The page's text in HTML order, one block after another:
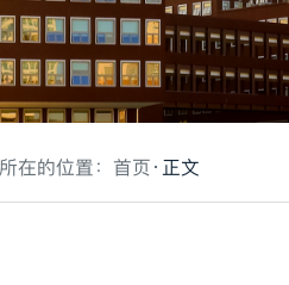
在的位置： 首页 正文